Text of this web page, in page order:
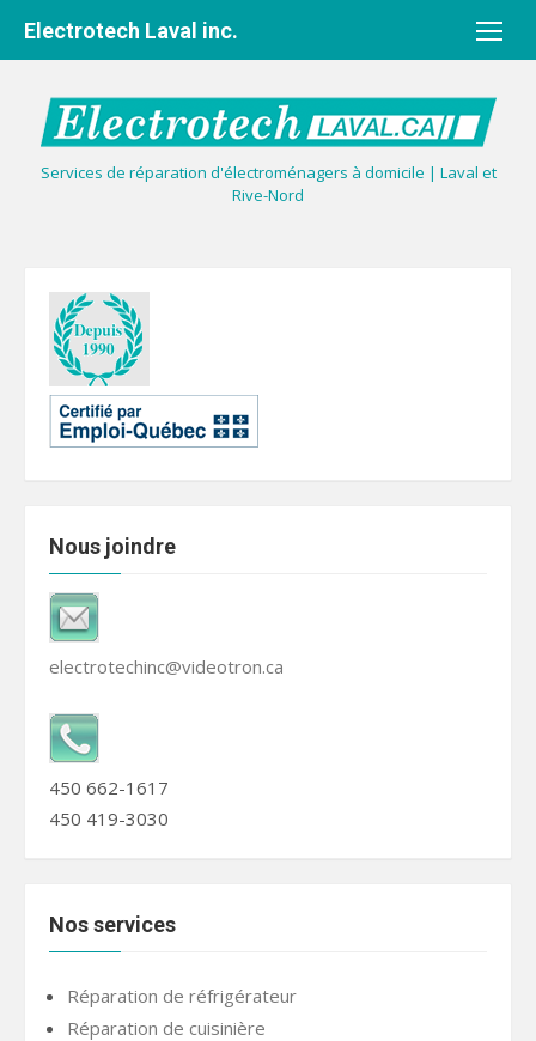
Services de réparation d'électroménagers à domicile | Laval et
Rive-Nord
Electrotech Laval inc.
Nous joindre
electrotechinc@videotron.ca
450 662-1617
450 419-3030
Nos services
Réparation de réfrigérateur
Réparation de cuisinière